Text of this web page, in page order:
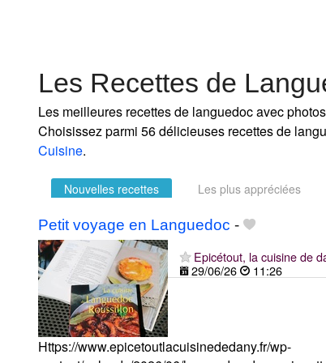
Les Recettes de
Les meilleures recettes de languedoc avec
Choisissez parmi 56 délicieuses recettes de
Cuisine.
Nouvelles recettes Les plus appréciées
Petit voyage en Languedoc -
Epicétout, la cuisine de
29/06/26
11:26
Https://www.epicetoutlacuisinededany.fr/wp-